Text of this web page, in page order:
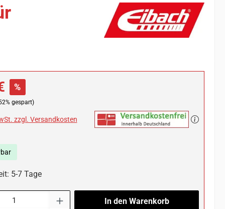
%
gespart)
zzgl. Versandkosten
5-7 Tage
In den Warenkorb